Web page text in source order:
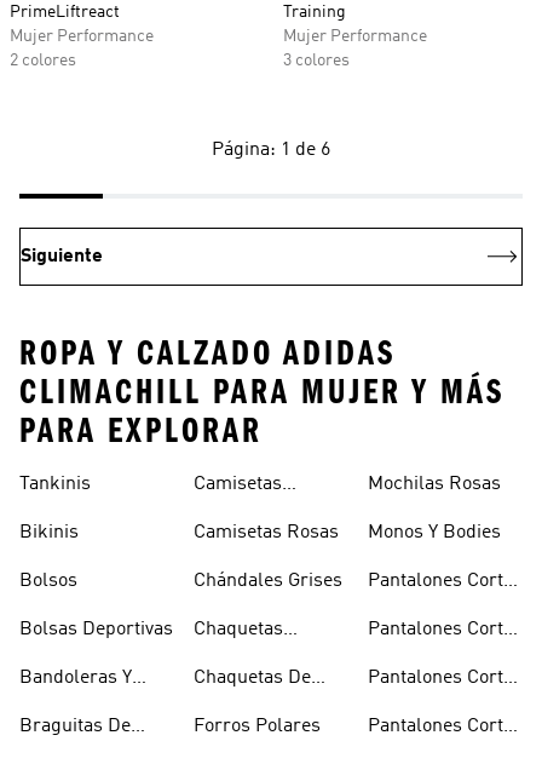
PrimeLiftreact
Mujer Performance
2 colores
Training
Mujer Performance
3 colores
Página: 1 de 6
Siguiente
ROPA Y CALZADO ADIDAS
CLIMACHILL PARA MUJER Y MÁS
PARA EXPLORAR
Tankinis
Bikinis
Bolsos
Bolsas Deportivas
Bandoleras Y
Hombro
Braguitas De
Camisetas
Camisetas Rosas
Chándales Grises
Chaquetas
Acolchados
Chaquetas De
Forros Polares
Mochilas Rosas
Monos Y Bodies
Pantalones Cortos
Pantalones Cortos
Pantalones Cortos
Pantalones Cortos